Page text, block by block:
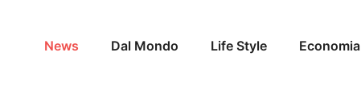
News Dal Mondo Life Style Economia